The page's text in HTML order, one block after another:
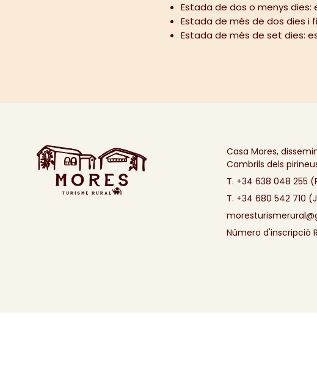
Estada de dos o menys dies:
Estada de més de dos dies i
Estada de més de set dies:
Casa Mores,
Cambrils dels
T. +34 638 048 255
T. +34 680 542 710
Número d'inscripció